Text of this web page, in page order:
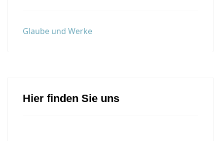
Glaube und Werke
Hier finden Sie uns